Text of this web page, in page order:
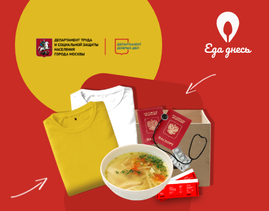
Благотворительная